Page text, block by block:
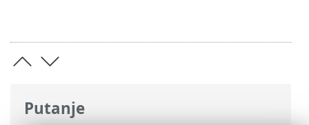
Putanje